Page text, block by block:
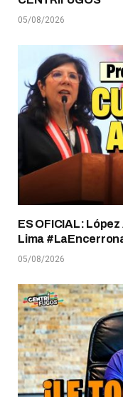
05/08/2026
ES OFICIAL:
Lima
05/08/2026